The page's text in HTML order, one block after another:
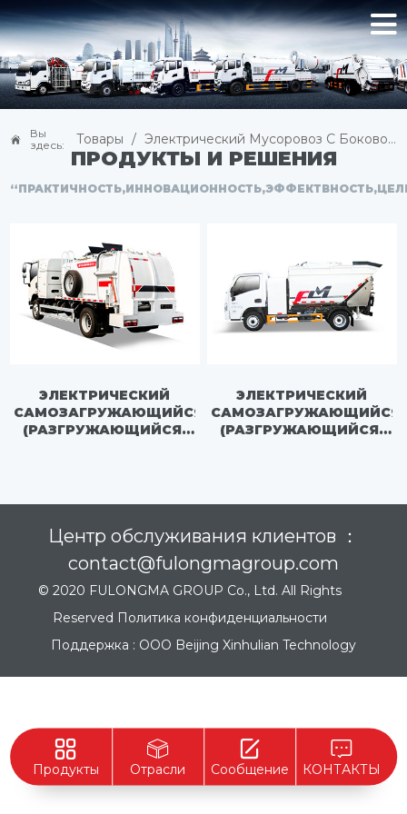
Вы
здесь:
Товары / Электрический Мусоровоз С Боковой Загрузкой
ПРОДУКТЫ И РЕШЕНИЯ
ЭЛЕКТРИЧЕСКИЙ
САМОЗАГРУЖАЮЩИЙСЯ
(РАЗГРУЖАЮЩИЙСЯ)
ЭЛЕКТРИЧЕСКИЙ
САМОЗАГРУЖАЮЩИЙСЯ
(РАЗГРУЖАЮЩИЙСЯ)
Продукты Отрасли Сообщение КОНТАКТЫ
Центр обслуживания клиентов ：
contact@fulongmagroup.com
© 2020 FULONGMA GROUP Co., Ltd. All Rights
Reserved Политика конфиденциальности
Поддержка : ООО Beijing Xinhulian Technology